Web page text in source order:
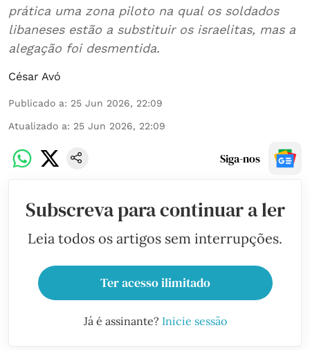
prática uma zona piloto na qual os soldados
libaneses estão a substituir os israelitas, mas a
alegação foi desmentida.
César Avó
Publicado a: 25 Jun 2026, 22:09
Atualizado a: 25 Jun 2026, 22:09
Siga-nos
Subscreva para continuar a ler
Leia todos os artigos sem interrupções.
Ter acesso ilimitado
Já é assinante? Inicie sessão